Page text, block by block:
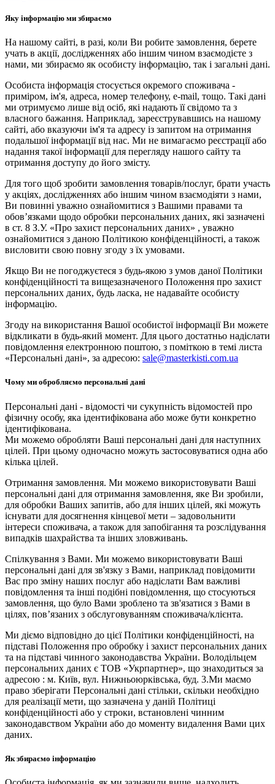
Яку інформацію ми збираємо
На нашому сайті, в разі, коли Ви робите замовлення, берете
учать в акції, дослідженнях або іншим чином взаємодієте з
нами, ми збираємо як особисту інформацію, так і загальні дані.
Особиста інформація стосується окремого споживача -
приміром, ім'я, адреса, номер телефону, e-mail, тощо. Такі дані
ми отримуємо лише від осіб, які надають її свідомо та з
власного бажання. Наприклад, зареєструвавшись на нашому
сайті, або вказуючи ім'я та адресу із запитом на отримання
подальшої інформації від нас. Ми не вимагаємо реєстрації або
надання такої інформації для перегляду нашого сайту та
отримання доступу до його змісту.
Для того щоб зробити замовлення товарів/послуг, брати участь
у акціях, дослідженнях або іншим чином взаємодіяти з нами,
Ви повинні уважно ознайомитися з Вашими правами та
обов’язками щодо обробки персональних даних, які зазначені
в ст. 8 З.У. «Про захист персональних даних» , уважно
ознайомитися з даною Політикою конфіденційності, а також
висловити свою повну згоду з їх умовами.
Якщо Ви не погоджуєтеся з будь-якою з умов даної Політики
конфіденційності та вищезазначеного Положення про захист
персональних даних, будь ласка, не надавайте особисту
інформацію.
Згоду на використання Вашої особистої інформації Ви можете
відкликати в будь-який момент. Для цього достатньо надіслати
повідомлення електронною поштою, з поміткою в темі листа
«Персональні дані», за адресою: sale@masterkisti.com.ua
Чому ми обробляємо персональні дані
Персональні дані - відомості чи сукупність відомостей про
фізичну особу, яка ідентифікована або може бути конкретно
ідентифікована.
Ми можемо обробляти Ваші персональні дані для наступних
цілей. При цьому одночасно можуть застосовуватися одна або
кілька цілей.
Отримання замовлення. Ми можемо використовувати Ваші
персональні дані для отримання замовлення, яке Ви зробили,
для обробки Ваших запитів, або для інших цілей, які можуть
існувати для досягнення кінцевої мети – задовольнити
інтереси споживача, а також для запобігання та розслідування
випадків шахрайства та інших зловживань.
Спілкування з Вами. Ми можемо використовувати Ваші
персональні дані для зв'язку з Вами, наприклад повідомити
Вас про зміну наших послуг або надіслати Вам важливі
повідомлення та інші подібні повідомлення, що стосуються
замовлення, що було Вами зроблено та зв'язатися з Вами в
цілях, пов’язаних з обслуговуванням споживача/клієнта.
Ми діємо відповідно до цієї Політики конфіденційності, на
підставі Положення про обробку і захист персональних даних
та на підставі чинного законодавства України. Володільцем
персональних даних є ТОВ «Укрпартнер», що знаходиться за
адресою : м. Київ, вул. Нижньоюркiвська, буд. 3.Ми маємо
право зберігати Персональні дані стільки, скільки необхідно
для реалізації мети, що зазначена у даній Політиці
конфіденційності або у строки, встановлені чинним
законодавством України або до моменту видалення Вами цих
даних.
Як збираємо інформацію